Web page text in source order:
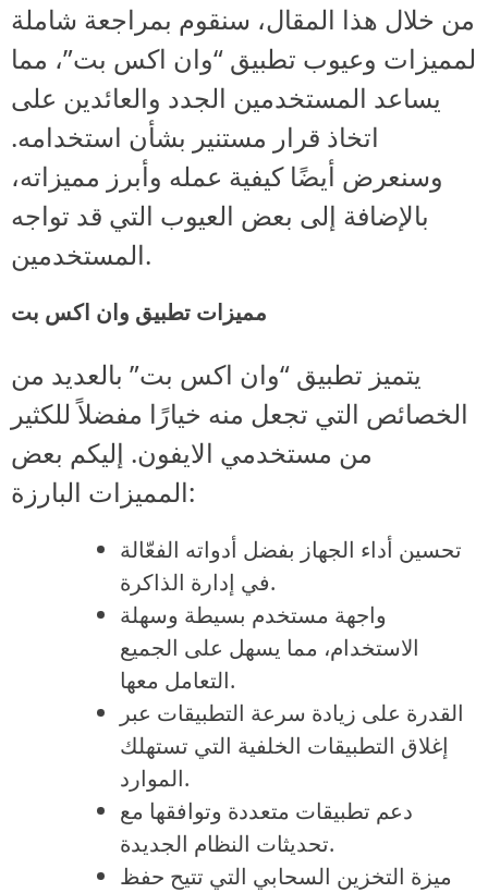
من خلال هذا المقال، سنقوم بمراجعة شاملة
لمميزات وعيوب تطبيق “وان اكس بت”، مما
يساعد المستخدمين الجدد والعائدين على
اتخاذ قرار مستنير بشأن استخدامه.
وسنعرض أيضًا كيفية عمله وأبرز مميزاته،
بالإضافة إلى بعض العيوب التي قد تواجه
المستخدمين.
مميزات تطبيق وان اكس بت
يتميز تطبيق “وان اكس بت” بالعديد من
الخصائص التي تجعل منه خيارًا مفضلاً للكثير
من مستخدمي الايفون. إليكم بعض
المميزات البارزة:
تحسين أداء الجهاز بفضل أدواته الفعّالة
في إدارة الذاكرة.
واجهة مستخدم بسيطة وسهلة
الاستخدام، مما يسهل على الجميع
التعامل معها.
القدرة على زيادة سرعة التطبيقات عبر
إغلاق التطبيقات الخلفية التي تستهلك
الموارد.
دعم تطبيقات متعددة وتوافقها مع
تحديثات النظام الجديدة.
ميزة التخزين السحابي التي تتيح حفظ